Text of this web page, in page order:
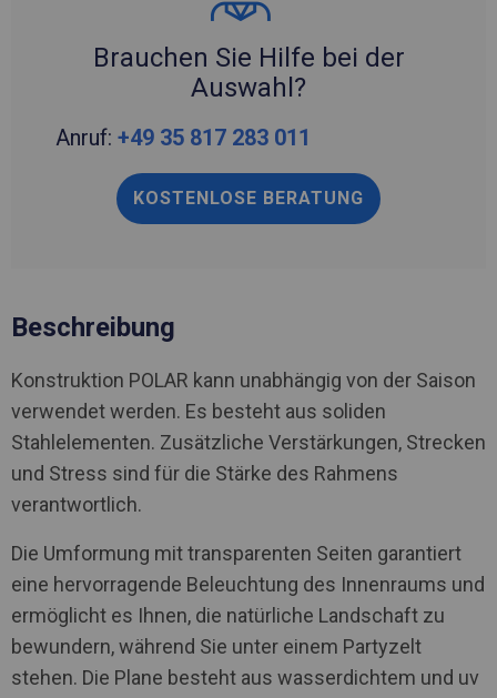
Brauchen Sie Hilfe bei der
Auswahl?
Anruf: +49 35 817 283 011
KOSTENLOSE BERATUNG
Beschreibung
Konstruktion POLAR kann unabhängig von der Saison
verwendet werden. Es besteht aus soliden
Stahlelementen. Zusätzliche Verstärkungen, Strecken
und Stress sind für die Stärke des Rahmens
verantwortlich.
Die Umformung mit transparenten Seiten garantiert
eine hervorragende Beleuchtung des Innenraums und
ermöglicht es Ihnen, die natürliche Landschaft zu
bewundern, während Sie unter einem Partyzelt
stehen. Die Plane besteht aus wasserdichtem und uv